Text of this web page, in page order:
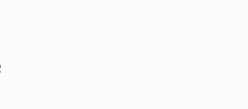
membuat